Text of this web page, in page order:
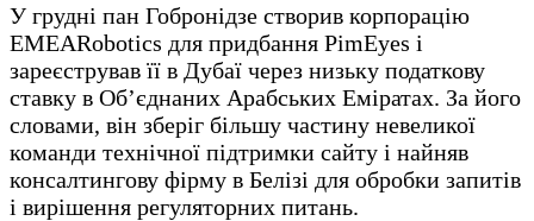
У грудні пан Гобронідзе створив корпорацію
EMEARobotics для придбання PimEyes і
зареєстрував її в Дубаї через низьку податкову
ставку в Об’єднаних Арабських Еміратах. За його
словами, він зберіг більшу частину невеликої
команди технічної підтримки сайту і найняв
консалтингову фірму в Белізі для обробки запитів
і вирішення регуляторних питань.